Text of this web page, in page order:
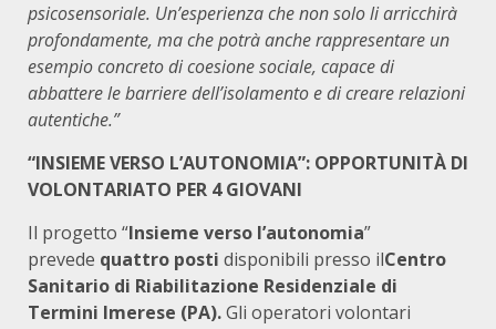
psicosensoriale. Un’esperienza che non solo li arricchirà
profondamente, ma che potrà anche rappresentare un
esempio concreto di coesione sociale, capace di
abbattere le barriere dell’isolamento e di creare relazioni
autentiche.”
“INSIEME VERSO L’AUTONOMIA”: OPPORTUNITÀ DI
VOLONTARIATO PER 4 GIOVANI
Il progetto “Insieme verso l’autonomia”
prevede quattro posti disponibili presso ilCentro
Sanitario di Riabilitazione Residenziale di
Termini Imerese (PA).Gli operatori volontari